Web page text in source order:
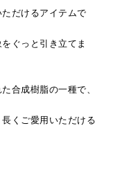
だけるアイテムで
ぐっと引き立てま
合成樹脂の一種で、
くご愛用いただける